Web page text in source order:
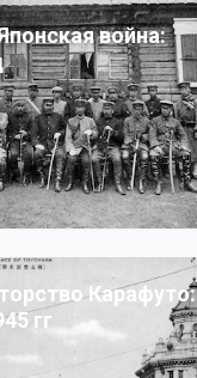
война:
Карафуто:
гг